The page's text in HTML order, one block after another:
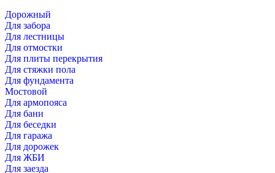
Дорожный
Для забора
Для лестницы
Для отмостки
Для плиты перекрытия
Для стяжки пола
Для фундамента
Мостовой
Для армопояса
Для бани
Для беседки
Для гаража
Для дорожек
Для ЖБИ
Для заезда